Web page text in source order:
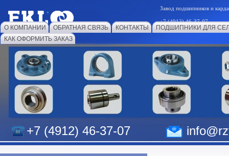
Завод подшипников и
+7 (4912) 46-37-07
О КОМПАНИИ ОБРАТНАЯ СВЯЗЬ КОНТАКТЫ
ПОДШИПНИКИ ДЛЯ
КАК ОФОРМИТЬ ЗАКАЗ
+7 (4912) 46-37-07